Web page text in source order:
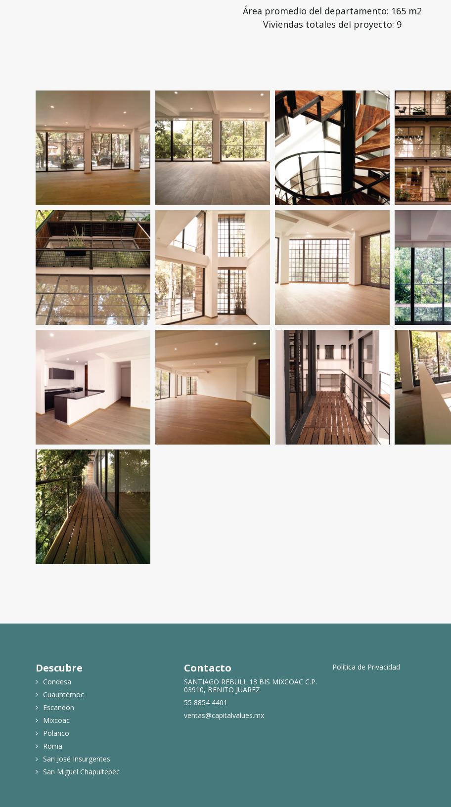
Área promedio del departamento: 165 m2
Viviendas totales del proyecto: 9
Descubre
Condesa
Cuauhtémoc
Escandón
Mixcoac
Polanco
Roma
San José Insurgentes
San Miguel Chapultepec
Contacto
SANTIAGO REBULL 13 BIS MIXCOAC C.P.
03910, BENITO JUAREZ
55 8854 4401
ventas@capitalvalues.mx
Política de Privacidad